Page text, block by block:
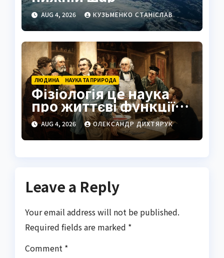
атмосфери Землі
AUG 4, 2026 КУЗЬМЕНКО СТАНІСЛАВ
ЛЮДИНА НАУКА ТА ПРИРОДА
Фізіологія це наука
про життєві функції
організму
AUG 4, 2026 ОЛЕКСАНДР ДИХТЯРУК
Leave a Reply
Your email address will not be published.
Required fields are marked *
Comment *